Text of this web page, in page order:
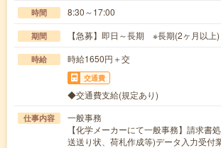
時間 8:30～17:00
期間 【急募】即日～長期 ※長期(2ヶ月以
時給 時給1650円＋交
交通費
◆交通費支給(規定あり)
仕事内容
一般事務
【化学メーカーにて一般事務】請求書
送送り状、荷札作成等)データ入力受付